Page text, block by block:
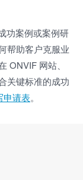
功案例或案例研
帮助客户克服业
ONVIF 网站、
关键标准的成功
申请表。